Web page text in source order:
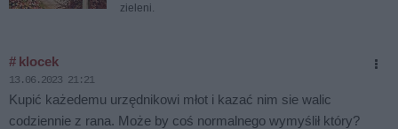
zieleni.
# klocek
13.06.2023 21:21
Kupić każedemu urzędnikowi młot i kazać nim sie walic
codziennie z rana. Może by coś normalnego wymyślił który?